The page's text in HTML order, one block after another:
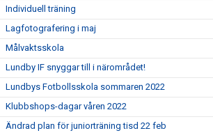
Individuell träning
Lagfotografering i maj
Målvaktsskola
Lundby IF snyggar till i närområdet!
Lundbys Fotbollsskola sommaren 2022
Klubbshops-dagar våren 2022
Ändrad plan för juniorträning tisd 22 feb